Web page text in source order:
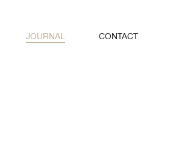
JOURNAL CONTACT